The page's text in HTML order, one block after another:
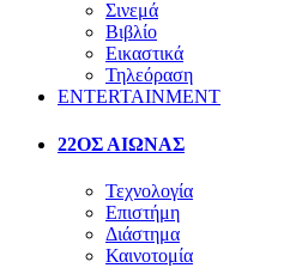
Σινεμά
Βιβλίο
Εικαστικά
Τηλεόραση
ENTERTAINMENT
22ΟΣ ΑΙΩΝΑΣ
Τεχνολογία
Επιστήμη
Διάστημα
Καινοτομία